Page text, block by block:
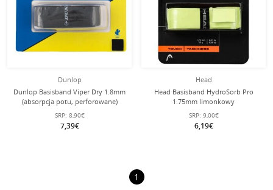
Dunlop
Dunlop Basisband Viper Dry 1.8mm
(absorpcja potu, perforowane)
czarne - 1 sztuka
SRP: 8,90€
7,39€
Head
Head Basisband HydroSorb Pro
1.75mm limonkowy
SRP: 9,00€
6,19€
1